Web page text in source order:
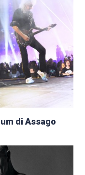
di Assago